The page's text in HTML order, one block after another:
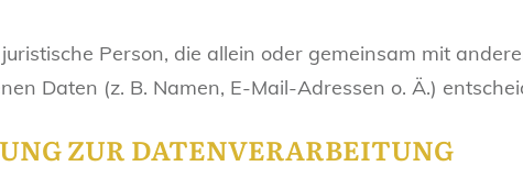
Person, die allein oder gemeinsam mit
Daten (z. B. Namen, E-Mail-Adressen o. Ä.)
ZUR DATENVERARBEITUNG